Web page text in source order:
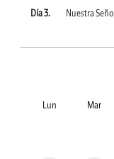
Día 3. Nuestra
Lun Mar